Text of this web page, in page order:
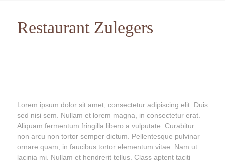
Restaurant Zulegers
Lorem ipsum dolor sit amet, consectetur adipiscing elit. Duis
sed nisi sem. Nullam et lorem magna, in consectetur erat.
Aliquam fermentum fringilla libero a vulputate. Curabitur
non arcu non tortor semper dictum. Pellentesque pulvinar
ornare quam, in faucibus tortor elementum vitae. Nam ut
lacinia mi. Nullam et hendrerit tellus. Class aptent taciti